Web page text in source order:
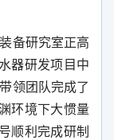
备研究室正高
器研发项目中
领团队完成了
环境下大惯量
顺利完成研制